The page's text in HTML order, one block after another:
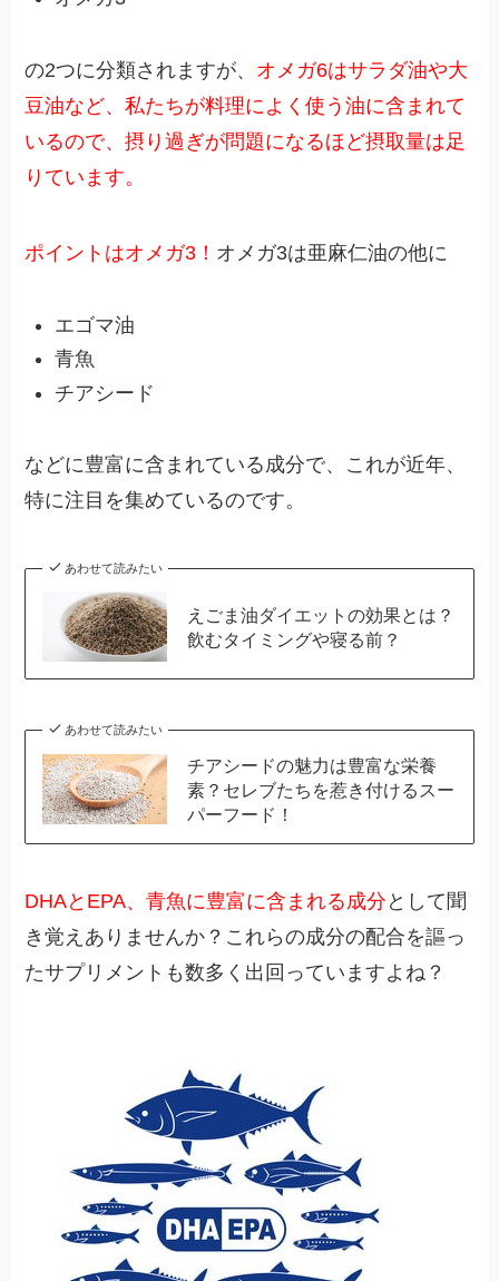
の2つに分類されますが、 オメガ6はサラダ油や大
豆油など、私たちが料理によく使う油に含まれて
いるので、摂り過ぎが問題になるほど摂取量は足
りています。
ポイントはオメガ3！ オメガ3は亜麻仁油の他に
エゴマ油
青魚
チアシード
などに豊富に含まれている成分で、これが近年、
特に注目を集めているのです。
あわせて読みたい
えごま油ダイエットの効果とは？
飲むタイミングや寝る前？
あわせて読みたい
チアシードの魅力は豊富な栄養
素？セレブたちを惹き付けるスー
パーフード！
DHAとEPA、青魚に豊富に含まれる成分 として聞
き覚えありませんか？これらの成分の配合を謳っ
たサプリメントも数多く出回っていますよね？